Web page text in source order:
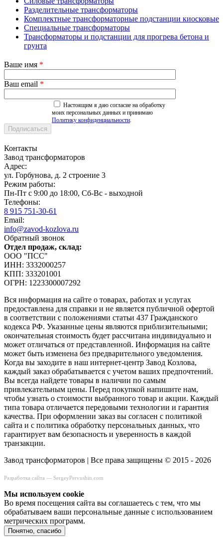
Разделительные трансформаторы
Комплектные трансформаторные подстанции киосковые
Специальные трансформаторы
Трансформаторы и подстанции для прогрева бетона и
грунта
Ваше имя *
Ваш email *
Настоящим я даю согласие на обработку
моих персональных данных и принимаю
Политику конфиденциальности.
Контакты
Завод трансформаторов
Адрес:
ул. Горбунова, д. 2 строение 3
Режим работы:
Пн-Пт с 9:00 до 18:00, Сб-Вс - выходной
Телефоны:
8 915 751-30-61
Email:
info@zavod-kozlova.ru
Обратный звонок
Отдел продаж, склад:
ООО "ПСС"
ИНН: 3332000257
КПП: 333201001
ОГРН: 1223300007292
Вся информация на сайте о товарах, работах и услугах
предоставлена для справки и не является публичной офертой
в соответствии с положениями статьи 437 Гражданского
кодекса РФ. Указанные цены являются приблизительными;
окончательная стоимость будет рассчитана индивидуально и
может отличаться от представленной. Информация на сайте
может быть изменена без предварительного уведомления.
Когда вы заходите в наш интернет-центр Завод Козлова,
каждый заказ обрабатывается с учетом ваших предпочтений.
Вы всегда найдете товары в наличии по самым
привлекательным цены. Перед покупкой напишите нам,
чтобы узнать о стоимости выбранного товар и акции. Каждый
типа товара отличается передовыми технологии и гарантия
качества. При оформлении заказ вы согласен с политикой
сайта и с политика обработку персональных данных, что
гарантирует вам безопасность и уверенность в каждой
транзакции.
Завод трансформаторов | Все права защищены © 2015 - 2026
Разработка сайта — SergeyPervushin.com
Мы используем сookie
Во время посещения сайта вы соглашаетесь с тем, что мы
обрабатываем ваши персональные данные с использованием
метрических программ.
Понятно, спасибо